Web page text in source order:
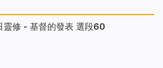
靈修 - 基督的發表 選段60